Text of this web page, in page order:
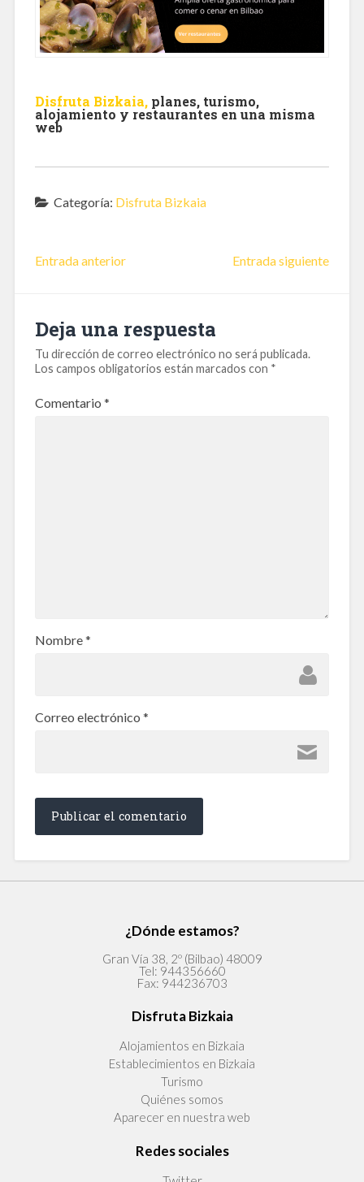
Disfruta Bizkaia, planes, turismo,
alojamiento y restaurantes en una misma
web
Categoría: Disfruta Bizkaia
Entrada anterior Entrada siguiente
Deja una respuesta
Tu dirección de correo electrónico no será publicada.
Los campos obligatorios están marcados con *
Comentario *
Nombre*
Correo electrónico *
¿Dónde estamos?
Gran Vía 38, 2º (Bilbao) 48009
Tel: 944356660
Fax: 944236703
Disfruta Bizkaia
Alojamientos en Bizkaia
Establecimientos en Bizkaia
Turismo
Quiénes somos
Aparecer en nuestra web
Redes sociales